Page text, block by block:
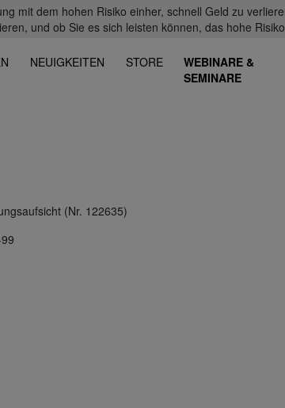
mit dem hohen Risiko einher, schnell Geld zu
und ob Sie es sich leisten können, das hohe
NEUIGKEITEN STORE
WEBINARE &
SEMINARE
(Nr. 122635)